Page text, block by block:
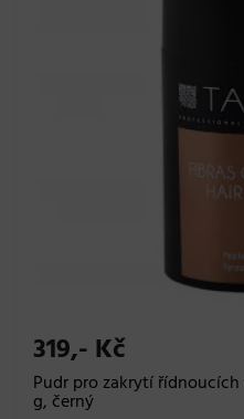
319,- Kč
Pudr pro zakrytí řídnoucích
g, černý